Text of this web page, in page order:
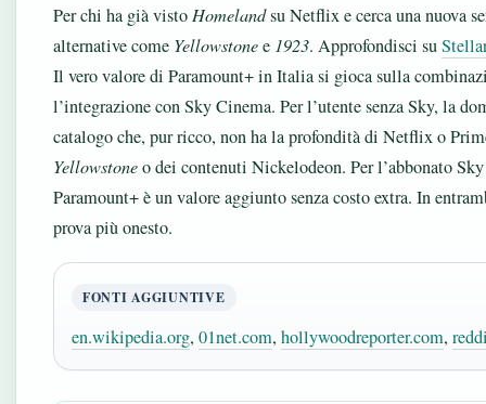
Per chi ha già visto Homelandsu Netflix e cerca una nuova
alternative come Yellowstonee 1923. Approfondisci su
Il vero valore di Paramount+ in Italia si gioca sulla
l’integrazione con Sky Cinema. Per l’utente senza Sky, la
catalogo che, pur ricco, non ha la profondità di Netflix o
Yellowstoneo dei contenuti Nickelodeon. Per l’abbonato
Paramount+ è un valore aggiunto senza costo extra. In
prova più onesto.
FONTI AGGIUNTIVE
en.wikipedia.org, 01net.com, hollywoodreporter.com,